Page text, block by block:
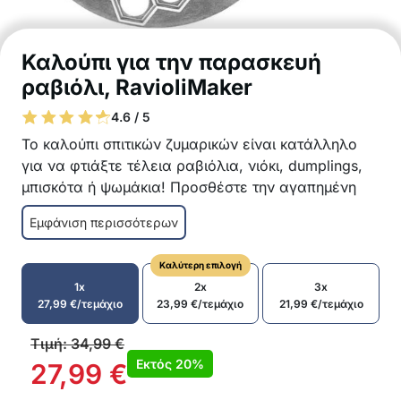
Καλούπι για την παρασκευή
ραβιόλι, RavioliMaker
4.6 / 5
Το καλούπι σπιτικών ζυμαρικών είναι κατάλληλο
για να φτιάξτε τέλεια ραβιόλια, νιόκι, dumplings,
μπισκότα ή ψωμάκια! Προσθέστε την αγαπημένη
σας γέμιση και τα νόστιμα σπιτικά ζυμαρικά θα
δείχνουν υπέροχα!
Το καλουπι ζυμαρικών σας επιτρέπει να
φτιάξετε έως και 37 ραβιόλια ταυτόχρονα
Δημιουργήστε νόστιμα σπιτικά ζυμαρικά
Χρησιμοποιήστε όποια γέμιση σας αρέσει
Το καλούπι για τα ραβιόλι τα κάνει εύκολα
στην κατασκευή του
Ευέλικτη χρήση – όχι μόνο για ραβιόλια, αλλά
Εμφάνιση περισσότερων
1x
27,99 €/τεμάχιο
Καλύτερη επιλογή
2x
23,99€/τεμάχιο
3x
21,99 €/τεμάχιο
Τιμή:34,99€
27,99 € Εκτός 20%